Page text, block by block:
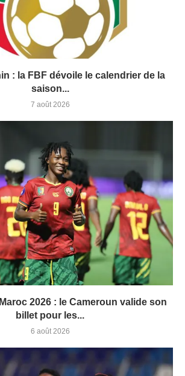
: la FBF dévoile le calendrier de la
saison...
7 août 2026
2026 : le Cameroun valide son
billet pour les...
6 août 2026